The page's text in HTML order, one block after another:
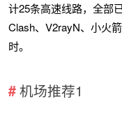
计25条高速线路，全部
Clash、V2rayN、小火
时。
机场推荐1